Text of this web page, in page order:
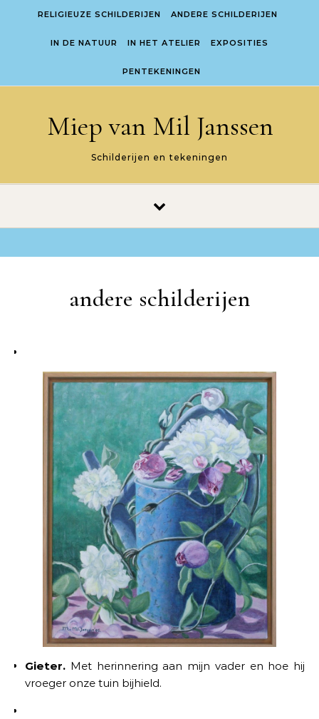
RELIGIEUZE SCHILDERIJEN ANDERE SCHILDERIJEN
IN DE NATUUR IN HET ATELIER EXPOSITIES
PENTEKENINGEN
Miep van Mil Janssen
Schilderijen en tekeningen
andere schilderijen
Gieter. Met herinnering aan mijn vader en hoe hij
vroeger onze tuin bijhield.